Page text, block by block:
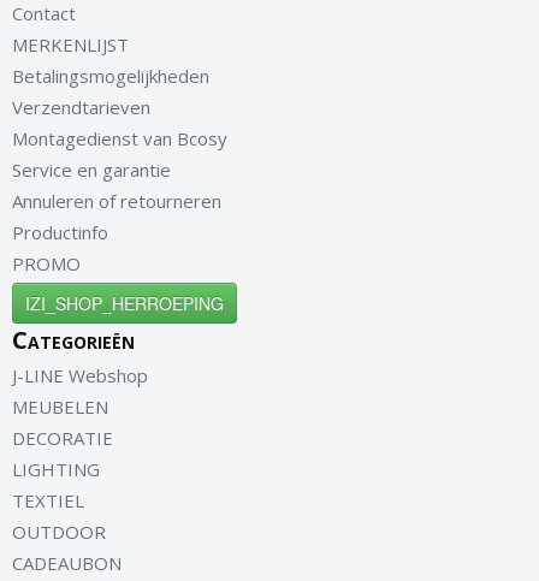
Contact
MERKENLIJST
Betalingsmogelijkheden
Verzendtarieven
Montagedienst van Bcosy
Service en garantie
Annuleren of retourneren
Productinfo
PROMO
IZI_SHOP_HERROEPING
Categorieën
J-LINE Webshop
MEUBELEN
DECORATIE
LIGHTING
TEXTIEL
OUTDOOR
CADEAUBON